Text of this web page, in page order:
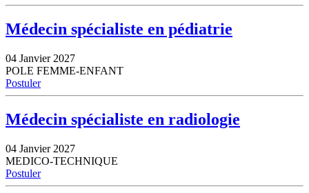
Médecin spécialiste en pédiatrie
04 Janvier 2027
POLE FEMME-ENFANT
Postuler
Médecin spécialiste en radiologie
04 Janvier 2027
MEDICO-TECHNIQUE
Postuler